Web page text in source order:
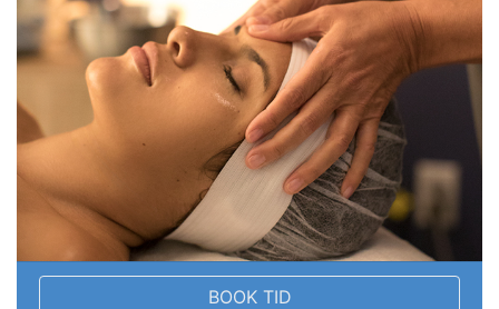
BOOK TID